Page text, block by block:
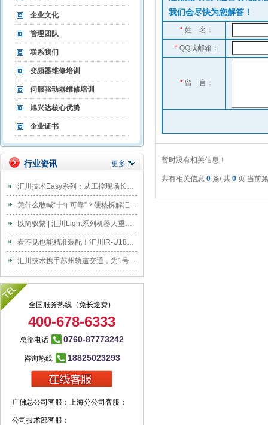
企业文化
管理团队
联系我们
变频器维修培训
伺服驱动器维修培训
旭兴达核心优势
企业证书
行业资讯 更多
汇川技术Easy系列：从工控现场长出来的设计
凭什么敢喊“十年可靠”？硬核拆解汇川连续5年霸榜伺服的“高可靠基因”
以简驭繁 | 汇川Light系列机器人重磅发布
看不见也能精准装配！汇川IR-U18协作机器人破解电驱轴系盲装难题
汇川技术携手苏州轨道交通，为1号线BAS系统换新EVO800“中国脑”
全国服务热线（免长途费）
400-678-6333
总部电话 0760-87773242
咨询热线 18825023293
广佛总公司客服： 上海分公司客服：
公司技术部客服：
我们会尽快为您解答！
* 姓 名：
* QQ或邮箱：
* 留 言：
暂时没有相关信息！
共有相关信息 0 条/ 共 0 页 当前